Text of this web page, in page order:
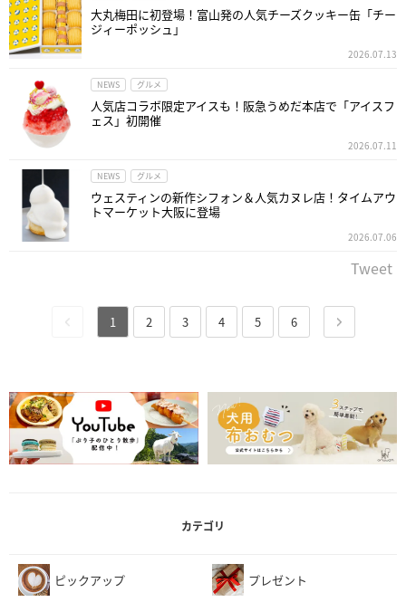
大丸梅田に初登場！富山発の人気チーズクッキー缶「チー
ジィーポッシュ」
2026.07.13
NEWS グルメ
人気店コラボ限定アイスも！阪急うめだ本店で「アイスフ
ェス」初開催
2026.07.11
NEWS グルメ
ウェスティンの新作シフォン＆人気カヌレ店！タイムアウ
トマーケット大阪に登場
2026.07.06
Tweet
1 2 3 4 5 6
カテゴリ
ピックアップ プレゼント